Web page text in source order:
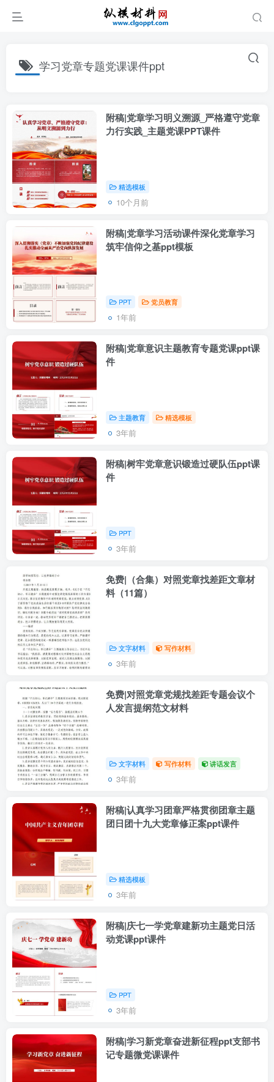
学习党章专题党课课件ppt
附稿|党章学习明义溯源_严格遵守党章
力行实践_主题党课PPT课件
精选模板
10个月前
附稿|党章学习活动课件深化党章学习
筑牢信仰之基ppt模板
PPT 党员教育
1年前
附稿|党章意识主题教育专题党课ppt课
件
主题教育 精选模板
3年前
附稿|树牢党章意识锻造过硬队伍ppt课
件
PPT
3年前
免费|（合集）对照党章找差距文章材
料（11篇）
文字材料 写作材料
3年前
免费|对照党章党规找差距专题会议个
人发言提纲范文材料
文字材料 写作材料 讲话发言
3年前
附稿|认真学习团章严格贯彻团章主题
团日团十九大党章修正案ppt课件
精选模板
3年前
附稿|庆七一学党章建新功主题党日活
动党课ppt课件
PPT
3年前
附稿|学习新党章奋进新征程ppt支部书
记专题微党课课件